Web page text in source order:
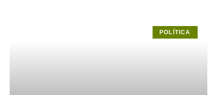
POLÍTICA